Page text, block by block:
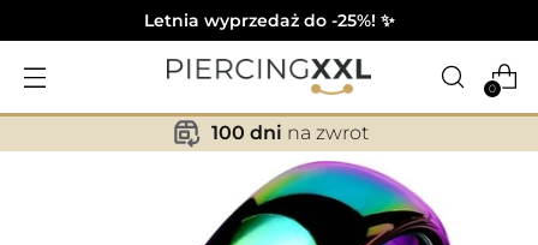
Letnia wyprzedaż do -25%! ✨
0
✕
100 dni na zwrot